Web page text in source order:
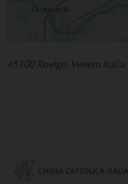
45100 Rovigo, Veneto Italia